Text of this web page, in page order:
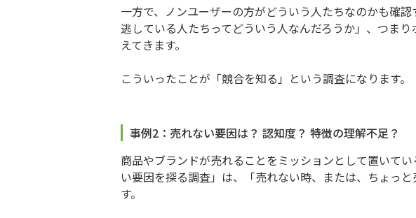
一方で、ノンユーザーの方がどういう人たちなのかも確
逃している人たちってどういう人なんだろうか」、つま
えてきます。
こういったことが「競合を知る」という調査になります。
事例2：売れない要因は？ 認知度？ 特徴の理解不足？
商品やブランドが売れることをミッションとして置いて
い要因を探る調査」は、「売れない時、または、ちょっ
す。